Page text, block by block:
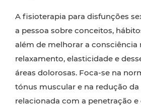
A fisioterapia para disfunções
a pessoa sobre conceitos,
além de melhorar a consciência
relaxamento, elasticidade e
áreas dolorosas. Foca-se na
tónus muscular e na redução da
relacionada com a penetração e